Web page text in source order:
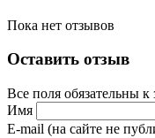
Пока нет отзывов
Оставить отзыв
Все поля обязательны
Имя
E-mail (на сайте не